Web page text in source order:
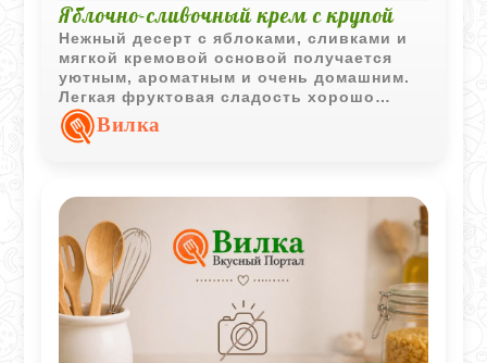
Яблочно-сливочный крем с крупой
Нежный десерт с яблоками, сливками и
мягкой кремовой основой получается
уютным, ароматным и очень домашним.
Легкая фруктовая сладость хорошо
сочетается с воздушной текстурой и
ванильными нотками.
Вилка